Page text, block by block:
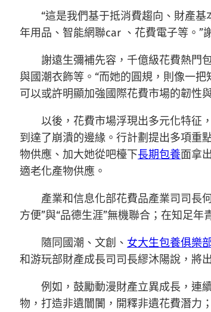
“這是我們基于抵消費趨向、財產
年用品、智能網聯car 、花費電子等。”
謝遠生彌補先容，千億級花費熱門
與國潮衣飾等。“而她的圓規，則像一
可以或許明顯加強國際花費市場的韌性
以後，花費市場浮現出多元化特征
到達了崩潰的邊緣。行計劃提出多項重
物供應、加大她從吧檯下長期包養面拿
適老化產物供應。
產業和信息化部花費品產業司司長
方便”與“品德生涯”無機聯合；在知足年
隨同國潮、文創、 女大生包養俱樂
和游玩部財產成長司司長繆沐陽說，將
例如，鼓勵動漫財產立異成長，連
物，打造非遺闤闠，開釋非遺花費潛力